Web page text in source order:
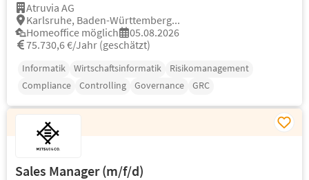
Atruvia AG
Karlsruhe, Baden-Württemberg...
Homeoffice möglich
05.08.2026
75.730,6 €/Jahr (geschätzt)
Informatik Wirtschaftsinformatik
Risikomanagement
Compliance
Controlling Governance GRC
Sales Manager (m/f/d)